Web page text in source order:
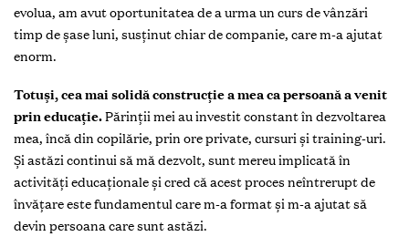
evolua, am avut oportunitatea de a urma un curs de vânzări
timp de șase luni, susținut chiar de companie, care m-a ajutat
enorm.
Totuși, cea mai solidă construcție a mea ca persoană a venit
prin educație.Părinții mei au investit constant în dezvoltarea
mea, încă din copilărie, prin ore private, cursuri și training-uri.
Și astăzi continui să mă dezvolt, sunt mereu implicată în
activități educaționale și cred că acest proces neîntrerupt de
învățare este fundamentul care m-a format și m-a ajutat să
devin persoana care sunt astăzi.